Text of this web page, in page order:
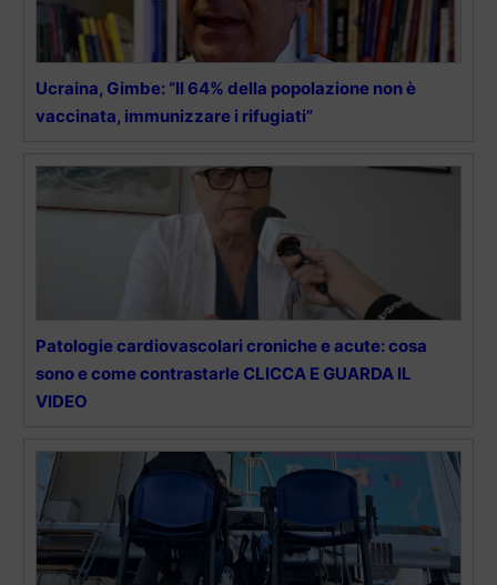
Ucraina, Gimbe: “Il 64% della popolazione non è
vaccinata, immunizzare i rifugiati”
Patologie cardiovascolari croniche e acute: cosa
sono e come contrastarle CLICCA E GUARDA IL
VIDEO